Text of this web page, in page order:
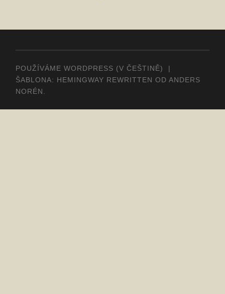
POUŽÍVÁME WORDPRESS (V ČEŠTINĚ)
|
ŠABLONA: HEMINGWAY REWRITTEN ODANDERS
NORÉN